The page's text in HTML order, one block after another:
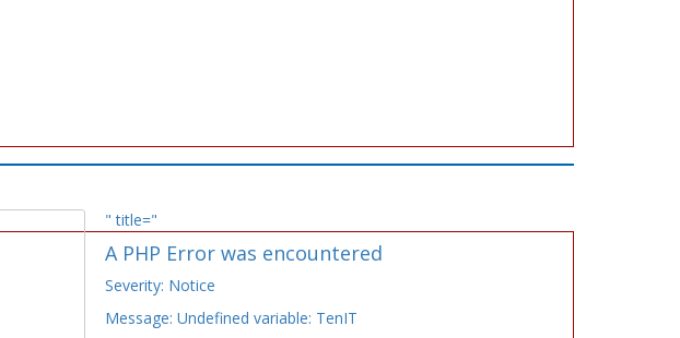
" title="
A PHP Error was encountered
Severity: Notice
Message: Undefined variable: TenIT